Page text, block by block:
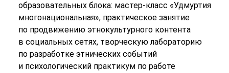
образовательных блока: мастер-класс «Удмуртия
многонациональная», практическое занятие
по продвижению этнокультурного контента
в социальных сетях, творческую лабораторию
по разработке этнических событий
и психологический практикум по работе